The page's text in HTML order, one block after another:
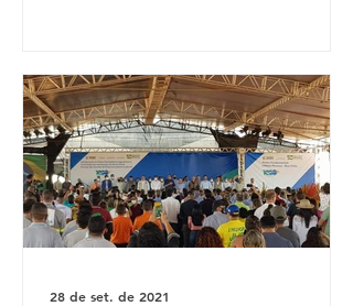
28 de set. de 2021